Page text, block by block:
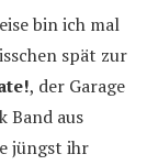
bin ich mal
spät zur
, der Garage
Band aus
jüngst ihr